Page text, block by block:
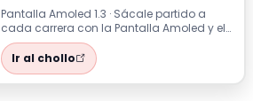
Pantalla Amoled 1.3 · Sácale partido a
cada carrera con la Pantalla Amoled y el
GPS preciso que no te deja perder el ...
Ir al chollo